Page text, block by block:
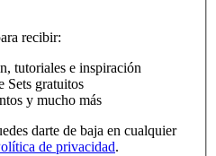
recibir:
tutoriales e inspiración
Sets gratuitos
y mucho más
darte de baja en cualquier
de privacidad.